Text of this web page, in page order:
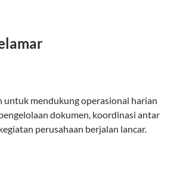
untuk mendukung operasional harian
dokumen, koordinasi antar
perusahaan berjalan lancar.